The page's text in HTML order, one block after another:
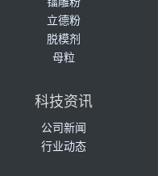
立德粉
脱模剂
母粒
科技资讯
公司新闻
行业动态